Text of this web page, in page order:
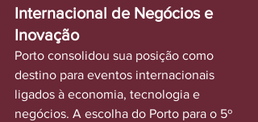
Internacional de Negócios e
Inovação
Porto consolidou sua posição como
destino para eventos internacionais
ligados à economia, tecnologia e
negócios. A escolha do Porto para o 5º